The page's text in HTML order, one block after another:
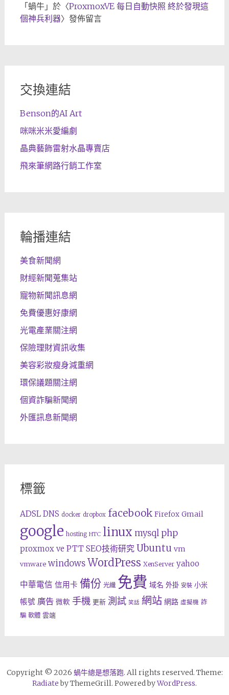
「 蝸牛」於〈ProxmoxVE 每日自動快照 終於發現這
個神兵利器〉發佈留言
交換連結
Benson的AI Art
咪咪米米愛編劇
晶典藝飾雷射水晶專賣店
飛來筆網路行銷工作室
輪播連結
美食新聞網
財經新聞蒐集站
寵物新聞訊息網
免費優惠好康網
光電產業關注網
保險理財資訊收集
美容彩妝瘦身減重網
環保議題關注網
個資詐騙新聞網
外匯訊息新聞網
標籤
ADSL DNS docker dropbox facebook Firefox Gmail
google hosting HTC linux mysql php
proxmox ve PTT SEO技術研究 Ubuntu vm
vmware windows WordPress XenServer yahoo
中華電信 信用卡 備份 光纖 免費 域名 外掛 安裝 小米
帳號 廣告 微軟 手機 更新 測試 笑話 網站 網路 虛擬機 詐
騙 軟體 雲端
Copyright © 2026 蝸牛總是想落跑. All rights reserved. Theme:
Radiateby ThemeGrill. Powered byWordPress.